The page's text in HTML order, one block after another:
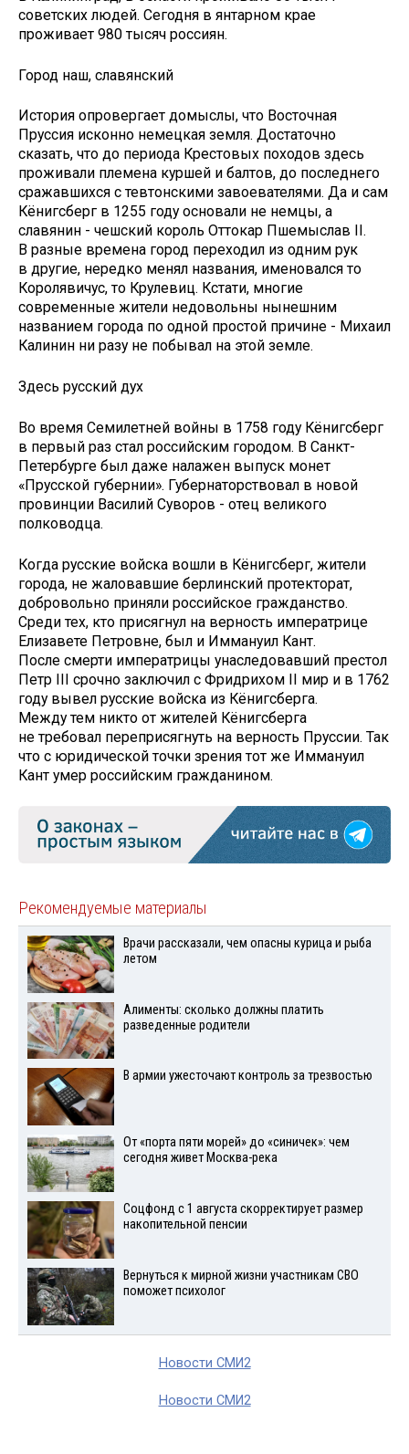
советских людей. Сегодня в янтарном крае
проживает 980 тысяч россиян.
Город наш, славянский
История опровергает домыслы, что Восточная
Пруссия исконно немецкая земля. Достаточно
сказать, что до периода Крестовых походов здесь
проживали племена куршей и балтов, до последнего
сражавшихся с тевтонскими завоевателями. Да и сам
Кёнигсберг в 1255 году основали не немцы, а
славянин - чешский король Оттокар Пшемыслав II.
В разные времена город переходил из одним рук
в другие, нередко менял названия, именовался то
Королявичус, то Крулевиц. Кстати, многие
современные жители недовольны нынешним
названием города по одной простой причине - Михаил
Калинин ни разу не побывал на этой земле.
Здесь русский дух
Во время Семилетней войны в 1758 году Кёнигсберг
в первый раз стал российским городом. В Санкт-
Петербурге был даже налажен выпуск монет
«Прусской губернии». Губернаторствовал в новой
провинции Василий Суворов - отец великого
полководца.
Когда русские войска вошли в Кёнигсберг, жители
города, не жаловавшие берлинский протекторат,
добровольно приняли российское гражданство.
Среди тех, кто присягнул на верность императрице
Елизавете Петровне, был и Иммануил Кант.
После смерти императрицы унаследовавший престол
Петр III срочно заключил с Фридрихом II мир и в 1762
году вывел русские войска из Кёнигсберга.
Между тем никто от жителей Кёнигсберга
не требовал переприсягнуть на верность Пруссии. Так
что с юридической точки зрения тот же Иммануил
Кант умер российским гражданином.
Рекомендуемые материалы
Врачи рассказали, чем опасны курица и рыба
летом
Алименты: сколько должны платить
разведенные родители
В армии ужесточают контроль за трезвостью
От «порта пяти морей» до «синичек»: чем
сегодня живет Москва-река
Соцфонд с 1 августа скорректирует размер
накопительной пенсии
Вернуться к мирной жизни участникам СВО
поможет психолог
Новости СМИ2
Новости СМИ2